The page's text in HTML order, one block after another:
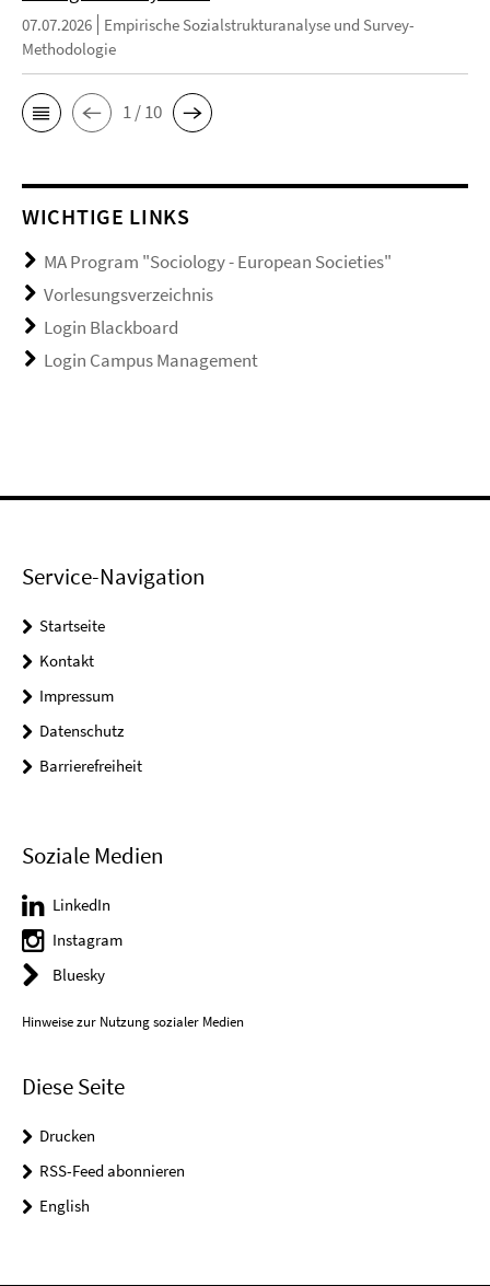
07.07.2026
Empirische Sozialstrukturanalyse und Survey-
Methodologie
1 / 10
WICHTIGE LINKS
MA Program "Sociology - European Societies"
Vorlesungsverzeichnis
Login Blackboard
Login Campus Management
Service-Navigation
Startseite
Kontakt
Impressum
Datenschutz
Barrierefreiheit
Soziale Medien
LinkedIn
Instagram
Bluesky
Hinweise zur Nutzung sozialer Medien
Diese Seite
Drucken
RSS-Feed abonnieren
English